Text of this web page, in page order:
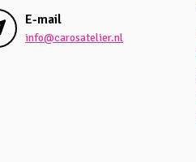
E-mail
info@carosatelier.nl